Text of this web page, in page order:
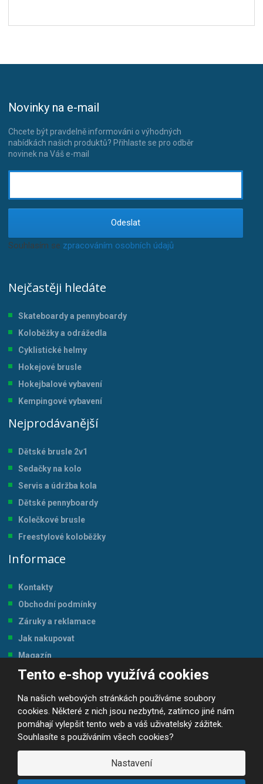
Tento e-shop využívá cookies
Na našich webových stránkách používáme soubory
cookies. Některé z nich jsou nezbytné, zatímco jiné nám
pomáhají vylepšit tento web a váš uživatelský zážitek.
Souhlasíte s používáním všech cookies?
Nastavení
Novinky na e-mail
Chcete být pravdelně informováni o výhodných
nabídkách našich produktů? Přihlaste se pro odběr
novinek na Váš e-mail
Odeslat
Souhlasím se zpracováním osobních údajů
Nejčastěji hledáte
Skateboardy a pennyboardy
Koloběžky a odrážedla
Cyklistické helmy
Hokejové brusle
Hokejbalové vybavení
Kempingové vybavení
Nejprodávanější
Dětské brusle 2v1
Sedačky na kolo
Servis a údržba kola
Dětské pennyboardy
Kolečkové brusle
Freestylové koloběžky
Informace
Kontakty
Obchodní podmínky
Záruky a reklamace
Jak nakupovat
Magazín
Tabulka velikostí
© 2026, JP-SPORT.CZ SPORTOVNÍ POTŘEBY
Prohlášení o přístupnosti |Mapa stránek ||GDPR
VYROBILA
R